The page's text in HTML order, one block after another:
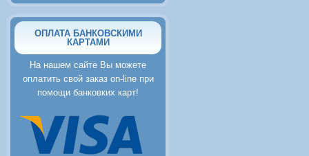
ОПЛАТА БАНКОВСКИМИ
КАРТАМИ
На нашем сайте Вы можете
оплатить свой заказ on-line при
помощи банковких карт!